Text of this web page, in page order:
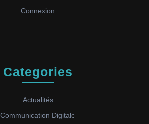
Connexion
Categories
Actualités
Communication Digitale